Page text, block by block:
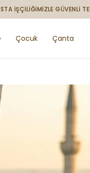
İŞÇİLİĞİMİZLE GÜVENLİ
Çocuk Çanta